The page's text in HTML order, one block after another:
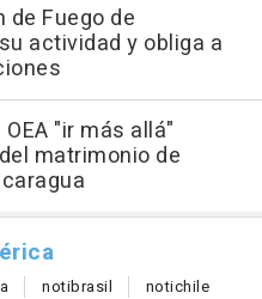
de Fuego de
actividad y obliga a
"ir más allá"
matrimonio de
notibrasil notichile